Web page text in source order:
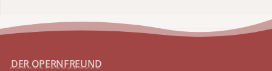
DER OPERNFREUND